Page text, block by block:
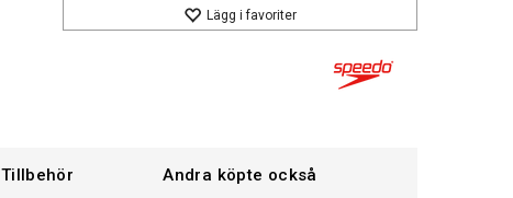
Lägg i favoriter
Tillbehör Andra köpte också